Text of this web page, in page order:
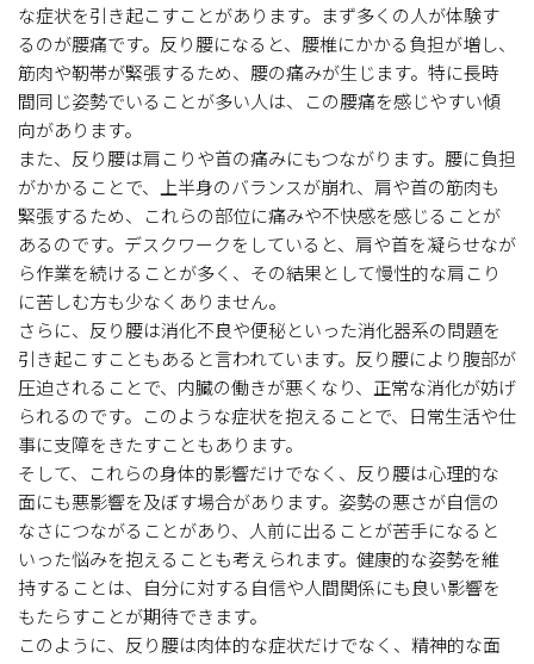
な症状を引き起こすことがあります。まず多くの人が体験す
るのが腰痛です。反り腰になると、腰椎にかかる負担が増し、
筋肉や靭帯が緊張するため、腰の痛みが生じます。特に長時
間同じ姿勢でいることが多い人は、この腰痛を感じやすい傾
向があります。
また、反り腰は肩こりや首の痛みにもつながります。腰に負担
がかかることで、上半身のバランスが崩れ、肩や首の筋肉も
緊張するため、これらの部位に痛みや不快感を感じることが
あるのです。デスクワークをしていると、肩や首を凝らせなが
ら作業を続けることが多く、その結果として慢性的な肩こり
に苦しむ方も少なくありません。
さらに、反り腰は消化不良や便秘といった消化器系の問題を
引き起こすこともあると言われています。反り腰により腹部が
圧迫されることで、内臓の働きが悪くなり、正常な消化が妨げ
られるのです。このような症状を抱えることで、日常生活や仕
事に支障をきたすこともあります。
そして、これらの身体的影響だけでなく、反り腰は心理的な
面にも悪影響を及ぼす場合があります。姿勢の悪さが自信の
なさにつながることがあり、人前に出ることが苦手になると
いった悩みを抱えることも考えられます。健康的な姿勢を維
持することは、自分に対する自信や人間関係にも良い影響を
もたらすことが期待できます。
このように、反り腰は肉体的な症状だけでなく、精神的な面